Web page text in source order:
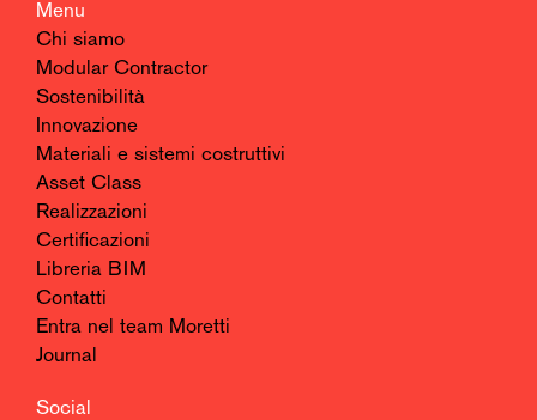
Menu
Chi siamo
Modular Contractor
Sostenibilità
Innovazione
Materiali e sistemi costruttivi
Asset Class
Realizzazioni
Certificazioni
Libreria BIM
Contatti
Entra nel team Moretti
Journal
Social